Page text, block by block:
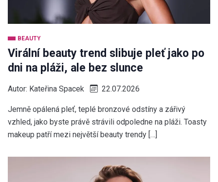
BEAUTY
Virální beauty trend slibuje pleť jako po
dni na pláži, ale bez slunce
Autor: Kateřina Spacek 22.07.2026
Jemně opálená pleť, teplé bronzové odstíny a zářivý
vzhled, jako byste právě strávili odpoledne na pláži. Toasty
makeup patří mezi největší beauty trendy […]